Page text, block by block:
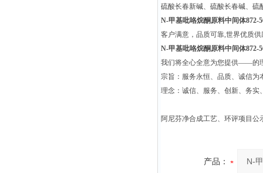
硫酸长春新碱、硫酸长春碱、硫
N-甲基吡咯烷酮原料中间体872-
客户满意，品质可靠,世界优质
N-甲基吡咯烷酮原料中间体872-
我们将全心全意为您提供——的
宗旨：服务永恒、品质、诚信
理念：诚信、服务、创新、务实
阿尼芬净合成工艺、环评项目
产品：